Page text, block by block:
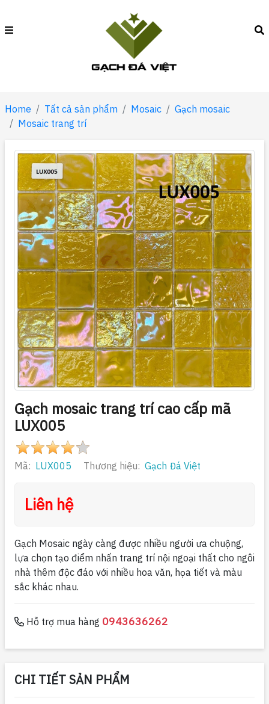
Home Tất cả sản phẩm Mosaic
Gạch mosaic
Mosaic trang trí
Gạch mosaic trang trí cao cấp mã
LUX005
Mã: LUX005 Thương hiệu: Gạch Đá Việt
Liên hệ
Gạch Mosaic ngày càng được nhiều người ưa chuộng,
lựa chọn tạo điểm nhấn trang trí nội ngoại thất cho ngôi
nhà thêm độc đáo với nhiều hoa văn, họa tiết và màu
sắc khác nhau.
Hỗ trợ mua hàng 0943636262
CHI TIẾT SẢN PHẨM